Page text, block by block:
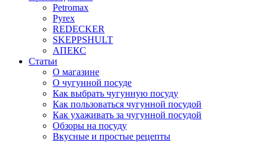
Petromax
Pyrex
REDECKER
SKEPPSHULT
АПЕКС
Статьи
О магазине
О чугунной посуде
Как выбрать чугунную посуду
Как пользоваться чугунной посудой
Как ухаживать за чугунной посудой
Обзоры на посуду
Вкусные и простые рецепты